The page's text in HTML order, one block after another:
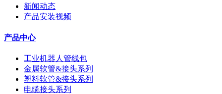
新闻动态
产品安装视频
产品中心
工业机器人管线包
金属软管&接头系列
塑料软管&接头系列
电缆接头系列